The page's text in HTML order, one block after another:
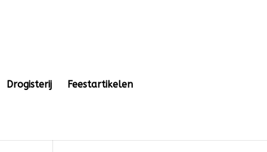
Drogisterij Feestartikelen